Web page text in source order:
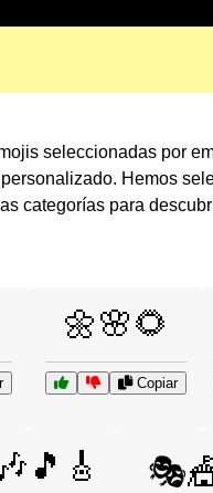
seleccionadas por
Hemos
categorías para
🌼🌸🌻
Copiar